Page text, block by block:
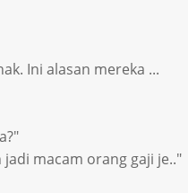
Ini alasan mereka ...
macam orang gaji je.."